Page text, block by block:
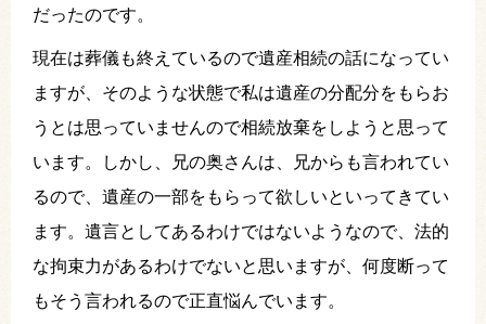
だったのです。
現在は葬儀も終えているので遺産相続の話になってい
ますが、そのような状態で私は遺産の分配分をもらお
うとは思っていませんので相続放棄をしようと思って
います。しかし、兄の奥さんは、兄からも言われてい
るので、遺産の一部をもらって欲しいといってきてい
ます。遺言としてあるわけではないようなので、法的
な拘束力があるわけでないと思いますが、何度断って
もそう言われるので正直悩んでいます。